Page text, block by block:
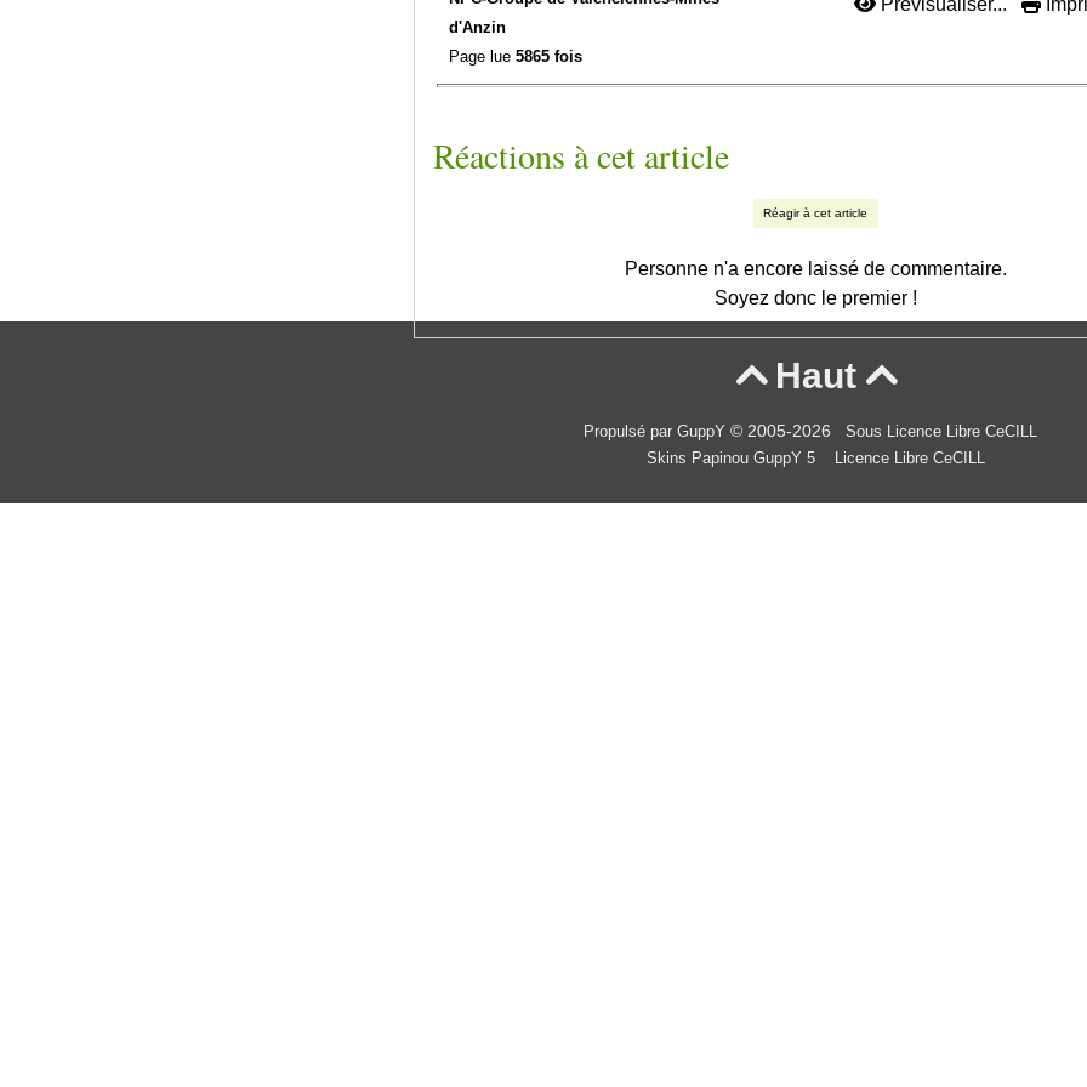
d'Anzin
Page lue 5865 fois
Prévisualiser...
Réactions à cet article
Réagir à cet article
Personne n'a encore laissé de commentaire.
Soyez donc le premier !
Haut 
Propulsé par GuppY © 2005-2026
Sous Licence Libre CeCILL
Skins Papinou GuppY 5
Licence Libre CeCILL